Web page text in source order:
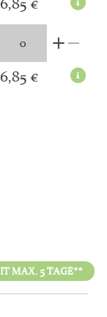
6,85 €
MAX. 5 TAGE**